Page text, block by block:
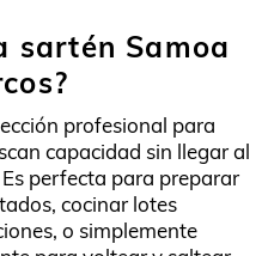
sartén Samoa
profesional para
capacidad sin llegar al
perfecta para preparar
cocinar lotes
o simplemente